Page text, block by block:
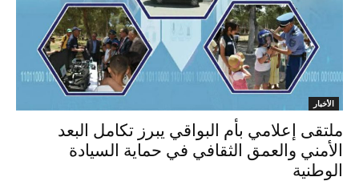
الأخبار
ملتقى إعلامي بأم البواقي يبرز تكامل البعد
الأمني والعمق الثقافي في حماية السيادة
الوطنية